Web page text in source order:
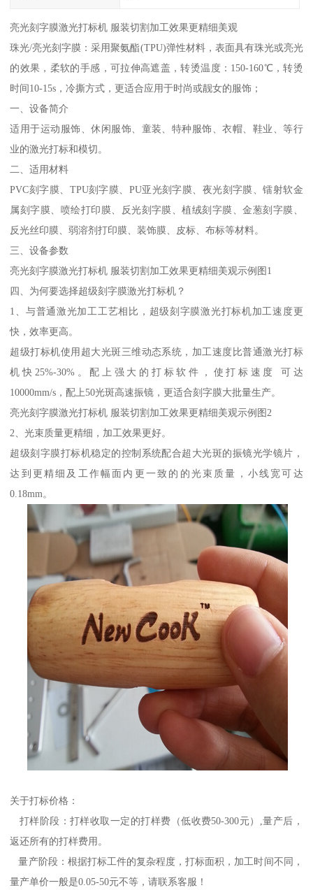
亮光刻字膜激光打标机 服装切割加工效果更精细美观
珠光/亮光刻字膜：采用聚氨酯(TPU)弹性材料，表面具有珠光或亮光
的效果，柔软的手感，可拉伸高遮盖，转烫温度：150-160℃，转烫
时间10-15s，冷撕方式，更适合应用于时尚或靓女的服饰；
一、设备简介
适用于运动服饰、休闲服饰、童装、特种服饰、衣帽、鞋业、等行
业的激光打标和模切。
二、适用材料
PVC刻字膜、TPU刻字膜、PU亚光刻字膜、夜光刻字膜、镭射软金
属刻字膜、喷绘打印膜、反光刻字膜、植绒刻字膜、金葱刻字膜、
反光丝印膜、弱溶剂打印膜、装饰膜、皮标、布标等材料。
三、设备参数
亮光刻字膜激光打标机 服装切割加工效果更精细美观示例图1
四、为何要选择超级刻字膜激光打标机？
1、与普通激光加工工艺相比，超级刻字膜激光打标机加工速度更
快，效率更高。
超级打标机使用超大光斑三维动态系统，加工速度比普通激光打标
机快25%-30%。配上强大的打标软件，使打标速度 可达
10000mm/s，配上50光斑高速振镜，更适合刻字膜大批量生产。
亮光刻字膜激光打标机 服装切割加工效果更精细美观示例图2
2、光束质量更精细，加工效果更好。
超级刻字膜打标机稳定的控制系统配合超大光斑的振镜光学镜片，
达到更精细及工作幅面内更一致的的光束质量，小线宽可达
0.18mm。
关于打标价格：
打样阶段：打样收取一定的打样费（低收费50-300元）,量产后，
返还所有的打样费用。
量产阶段：根据打标工件的复杂程度，打标面积，加工时间不同，
量产单价一般是0.05-50元不等，请联系客服！